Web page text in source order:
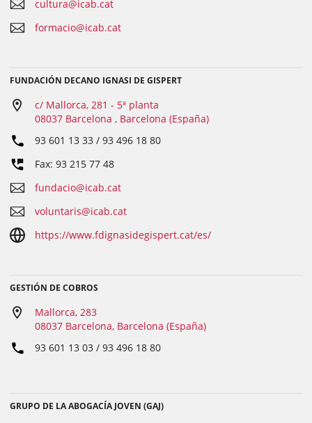
cultura@icab.cat
formacio@icab.cat
FUNDACIÓN DECANO IGNASI DE GISPERT
c/ Mallorca, 281 - 5ª planta
08037 Barcelona , Barcelona (España)
93 601 13 33 / 93 496 18 80
Fax: 93 215 77 48
fundacio@icab.cat
voluntaris@icab.cat
https://www.fdignasidegispert.cat/es/
GESTIÓN DE COBROS
Mallorca, 283
08037 Barcelona, Barcelona (España)
93 601 13 03 / 93 496 18 80
GRUPO DE LA ABOGACÍA JOVEN (GAJ)